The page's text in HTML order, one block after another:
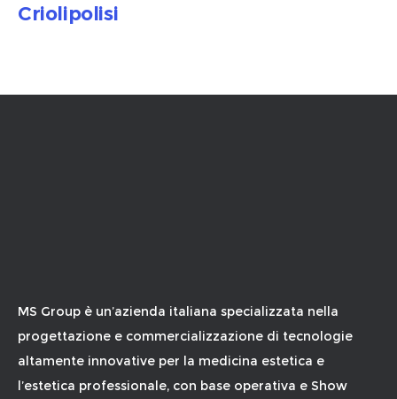
Criolipolisi
MS Group è un’azienda italiana specializzata nella
progettazione e commercializzazione di tecnologie
altamente innovative per la medicina estetica e
l’estetica professionale, con base operativa e Show